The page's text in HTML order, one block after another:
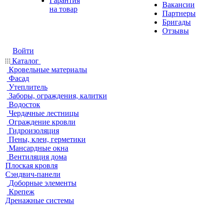
на товар
Вакансии
Партнеры
Бригады
Отзывы
Войти
Каталог
Кровельные материалы
Фасад
Утеплитель
Заборы, ограждения, калитки
Водосток
Чердачные лестницы
Ограждение кровли
Гидроизоляция
Пены, клеи, герметики
Мансардные окна
Вентиляция дома
Плоская кровля
Сэндвич-панели
Доборные элементы
Крепеж
Дренажные системы